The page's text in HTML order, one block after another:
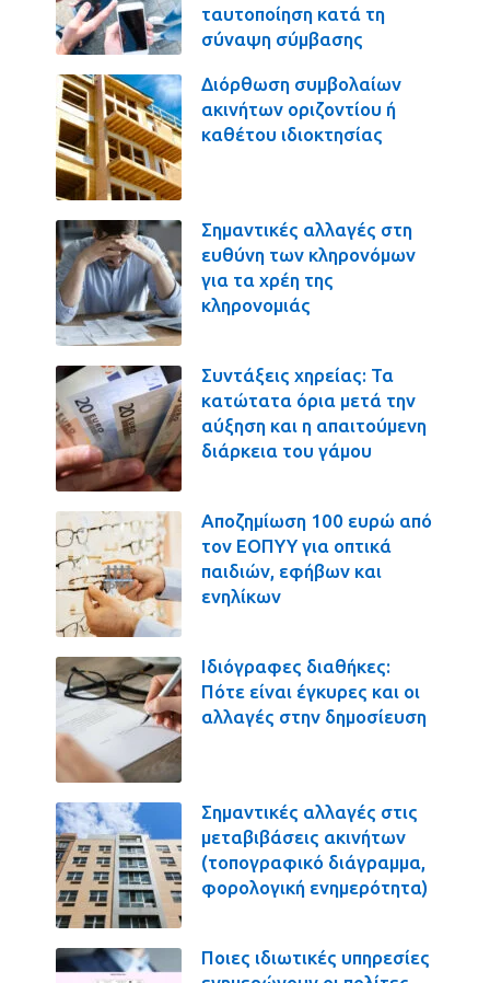
ταυτοποίηση κατά τη
σύναψη σύμβασης
Διόρθωση συμβολαίων
ακινήτων οριζοντίου ή
καθέτου ιδιοκτησίας
Σημαντικές αλλαγές στη
ευθύνη των κληρονόμων
για τα χρέη της
κληρονομιάς
Συντάξεις χηρείας: Τα
κατώτατα όρια μετά την
αύξηση και η απαιτούμενη
διάρκεια του γάμου
Αποζημίωση 100 ευρώ από
τον ΕΟΠΥΥ για οπτικά
παιδιών, εφήβων και
ενηλίκων
Ιδιόγραφες διαθήκες:
Πότε είναι έγκυρες και οι
αλλαγές στην δημοσίευση
Σημαντικές αλλαγές στις
μεταβιβάσεις ακινήτων
(τοπογραφικό διάγραμμα,
φορολογική ενημερότητα)
Ποιες ιδιωτικές υπηρεσίες